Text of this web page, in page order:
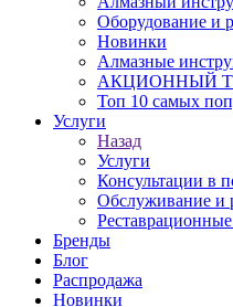
Оборудование и
Новинки
Алмазные
АКЦИОННЫЙ
Топ 10 самых
Услуги
Назад
Услуги
Консультации в
Обслуживание и
Бренды
Блог
Распродажа
Новинки